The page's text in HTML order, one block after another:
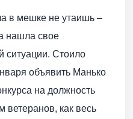
в мешке не утаишь –
нашла свое
ситуации. Стоило
объявить Манько
на должность
ветеранов, как весь